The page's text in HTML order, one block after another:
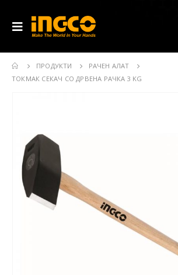
ПРОДУКТИ
РАЧЕН АЛАТ
ТОКМАК СЕКАЧ СО ДРВЕНА РАЧКА 3 KG